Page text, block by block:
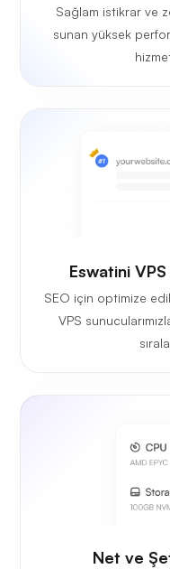
Sağlam istikrar ve
sunan yüksek
Eswatini
SEO için optimize
VPS
Net ve